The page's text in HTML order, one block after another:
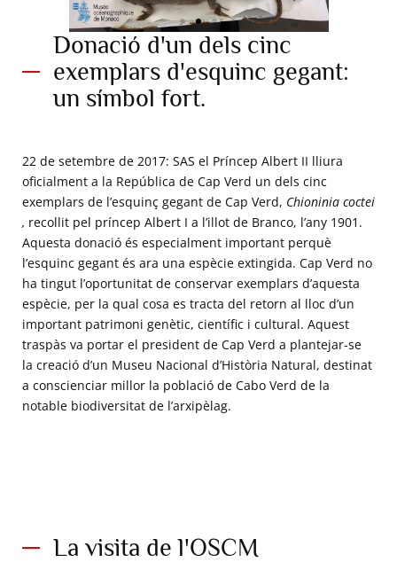
Donació d'un dels cinc
exemplars d'esquinc gegant:
un símbol fort.
22 de setembre de 2017: SAS el Príncep Albert II lliura
oficialment a la República de Cap Verd un dels cinc
exemplars de l’esquinç gegant de Cap Verd, Chioninia coctei
, recollit pel príncep Albert I a l’illot de Branco, l’any 1901.
Aquesta donació és especialment important perquè
l’esquinc gegant és ara una espècie extingida. Cap Verd no
ha tingut l’oportunitat de conservar exemplars d’aquesta
espècie, per la qual cosa es tracta del retorn al lloc d’un
important patrimoni genètic, científic i cultural. Aquest
traspàs va portar el president de Cap Verd a plantejar-se
la creació d’un Museu Nacional d’Història Natural, destinat
a conscienciar millor la població de Cabo Verd de la
notable biodiversitat de l’arxipèlag.
Els cinc exemplars d'esquinc gegant pertanyents a les
col·leccions del Museu Oceanogràfic © Michel Dagnino -
Institut Oceanogràfic, Fundació Albert
La visita de l'OSCM